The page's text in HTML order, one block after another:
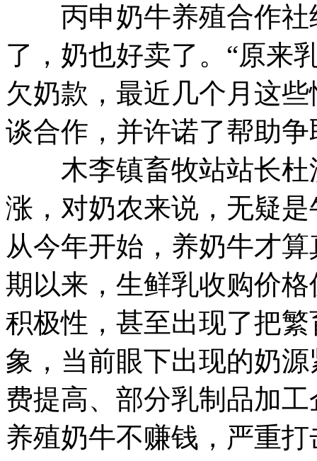
丙申奶牛养殖合作社
了，奶也好卖了。“原来
欠奶款，最近几个月这
谈合作，并许诺了帮助
木李镇畜牧站站长杜
涨，对奶农来说，无疑
从今年开始，养奶牛才
期以来，生鲜乳收购价
积极性，甚至出现了把
象，当前眼下出现的奶
费提高、部分乳制品加
养殖奶牛不赚钱，严重